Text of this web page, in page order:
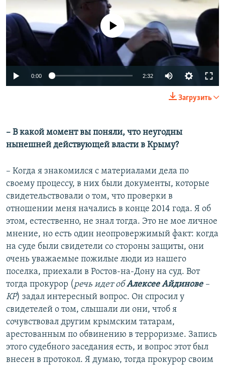
720p 1080p
No media source currently available
0:00 2:32
240p
720p
Загрузить
– В какой момент вы поняли, что неугодны
нынешней действующей власти в Крыму?
– Когда я знакомился с материалами дела по
своему процессу, в них были документы, которые
свидетельствовали о том, что проверки в
отношении меня начались в конце 2014 года. Я об
этом, естественно, не знал тогда. Это не мое личное
мнение, но есть один неопровержимый факт: когда
на суде были свидетели со стороны защиты, они
очень уважаемые пожилые люди из нашего
поселка, приехали в Ростов-на-Дону на суд. Вот
тогда прокурор ( речь идет обАлексее Айдинове–
КР) задал интересный вопрос. Он спросил у
свидетелей о том, слышали ли они, чтоб я
сочувствовал другим крымским татарам,
арестованным по обвинению в терроризме. Запись
этого судебного заседания есть, и вопрос этот был
внесен в протокол. Я думаю, тогда прокурор своим